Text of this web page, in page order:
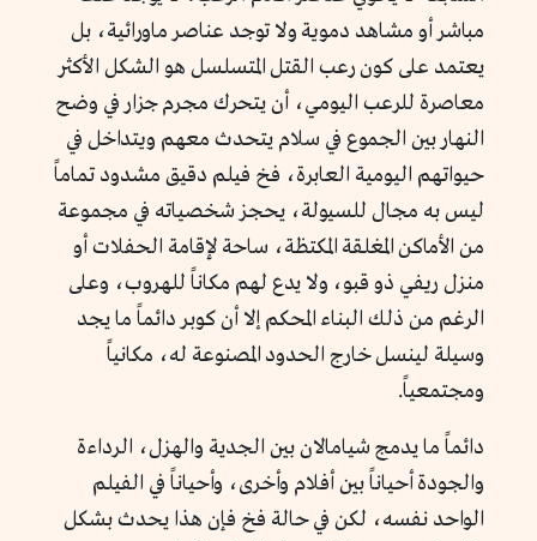
مباشر أو مشاهد دموية ولا توجد عناصر ماورائية، بل
يعتمد على كون رعب القتل المتسلسل هو الشكل الأكثر
معاصرة للرعب اليومي، أن يتحرك مجرم جزار في وضح
النهار بين الجموع في سلام يتحدث معهم ويتداخل في
حيواتهم اليومية العابرة، فخ فيلم دقيق مشدود تماماً
ليس به مجال للسيولة، يحجز شخصياته في مجموعة
من الأماكن المغلقة المكتظة، ساحة لإقامة الحفلات أو
منزل ريفي ذو قبو، ولا يدع لهم مكاناً للهروب، وعلى
الرغم من ذلك البناء المحكم إلا أن كوبر دائماً ما يجد
وسيلة لينسل خارج الحدود المصنوعة له، مكانياً
ومجتمعياً.
دائماً ما يدمج شيامالان بين الجدية والهزل، الرداءة
والجودة أحياناً بين أفلام وأخرى، وأحياناً في الفيلم
الواحد نفسه، لكن في حالة فخ فإن هذا يحدث بشكل